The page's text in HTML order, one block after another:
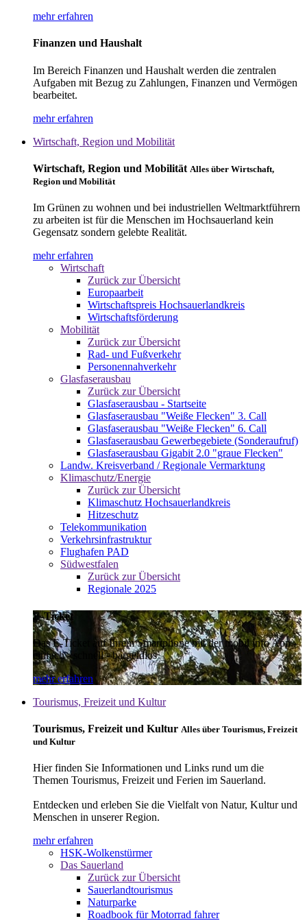
mehr erfahren
Finanzen und Haushalt
Im Bereich Finanzen und Haushalt werden die zentralen
Aufgaben mit Bezug zu Zahlungen, Finanzen und Vermögen
bearbeitet.
mehr erfahren
Wirtschaft, Region und Mobilität
Wirtschaft, Region und Mobilität Alles über Wirtschaft,
Region und Mobilität
Im Grünen zu wohnen und bei industriellen Weltmarktführern
zu arbeiten ist für die Menschen im Hochsauerland kein
Gegensatz sondern gelebte Realität.
mehr erfahren
Wirtschaft
Zurück zur Übersicht
Europaarbeit
Wirtschaftspreis Hochsauerlandkreis
Wirtschaftsförderung
Mobilität
Zurück zur Übersicht
Rad- und Fußverkehr
Personennahverkehr
Glasfaserausbau
Zurück zur Übersicht
Glasfaserausbau - Startseite
Glasfaserausbau "Weiße Flecken" 3. Call
Glasfaserausbau "Weiße Flecken" 6. Call
Glasfaserausbau Gewerbegebiete (Sonderaufruf)
Glasfaserausbau Gigabit 2.0 "graue Flecken"
Landw. Kreisverband / Regionale Vermarktung
Klimaschutz/Energie
Zurück zur Übersicht
Klimaschutz Hochsauerlandkreis
Hitzeschutz
Telekommunikation
Verkehrsinfrastruktur
Flughafen PAD
Südwestfalen
Zurück zur Übersicht
Regionale 2025
E-Ticket
Das E-Ticket auf Ihrem Smartphone mit der mobil info App -
einfach - schnell - bargeldlos
mehr erfahren
Tourismus, Freizeit und Kultur
Tourismus, Freizeit und Kultur Alles über Tourismus, Freizeit
und Kultur
Hier finden Sie Informationen und Links rund um die
Themen Tourismus, Freizeit und Ferien im Sauerland.
Entdecken und erleben Sie die Vielfalt von Natur, Kultur und
Menschen in unserer Region.
mehr erfahren
HSK-Wolkenstürmer
Das Sauerland
Zurück zur Übersicht
Sauerlandtourismus
Naturparke
Roadbook für Motorrad fahrer